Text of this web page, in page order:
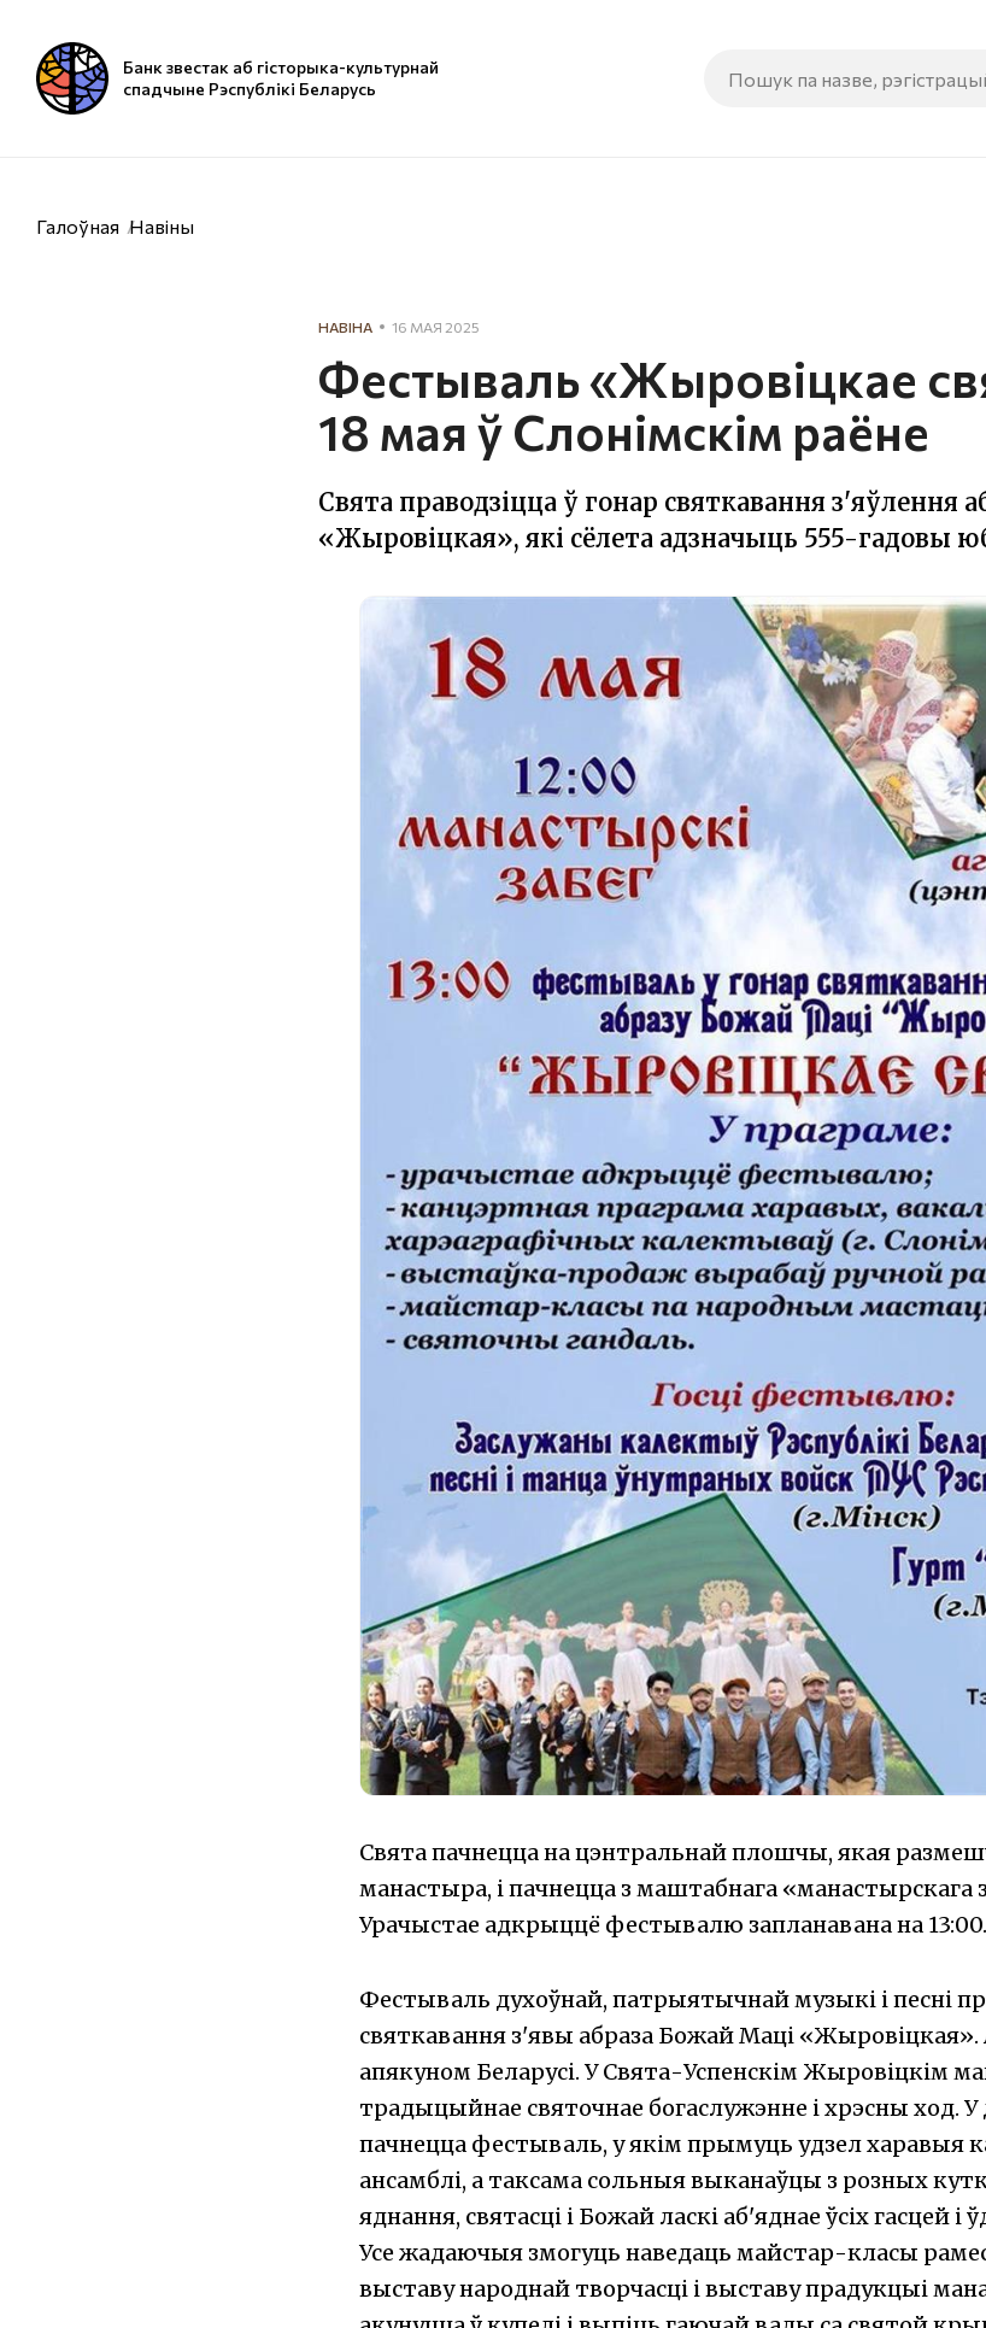
Банк звестак аб гісторыка-культурнай
спадчыне Рэспублікі Беларусь
Галоўная Навіны
НАВІНА 16 МАЯ 2025
Фестываль «Жыровіцкае
18 мая ў Слонімскім раёне
Свята праводзіцца ў гонар святкавання з'яўлення
«Жыровіцкая», які сёлета адзначыць 555-гадовы
Свята пачнецца на цэнтральнай плошчы, якая
манастыра, і пачнецца з маштабнага «манастырскага
Урачыстае адкрыццё фестывалю запланавана на 13:00.
Фестываль духоўнай, патрыятычнай музыкі і песні
святкавання з'явы абраза Божай Маці «Жыровіцкая».
апякуном Беларусі. У Свята-Успенскім Жыровіцкім
традыцыйнае святочнае богаслужэнне і хрэсны ход. У
пачнецца фестываль, у якім прымуць удзел харавыя
ансамблі, а таксама сольныя выканаўцы з розных
яднання, святасці і Божай ласкі аб'яднае ўсіх гасцей
Усе жадаючыя змогуць наведаць майстар-класы
выставу народнай творчасці і выставу прадукцыі